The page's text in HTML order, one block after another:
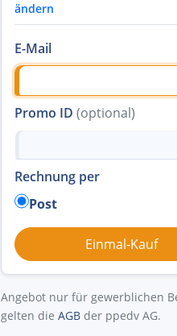
ändern
E-Mail
Promo ID (optional)
Rechnung per
Post
Angebot nur für gewerblichen
gelten die AGB der ppedv AG.